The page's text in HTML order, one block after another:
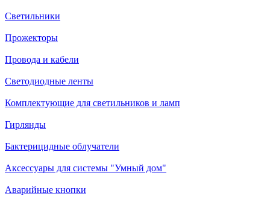
Светильники
Прожекторы
Провода и кабели
Светодиодные ленты
Комплектующие для светильников и ламп
Гирлянды
Бактерицидные облучатели
Аксессуары для системы "Умный дом"
Аварийные кнопки